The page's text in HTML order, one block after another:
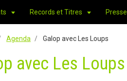
Records et Titres Presse
Agenda Galop avec Les Loups
avec Les Loups